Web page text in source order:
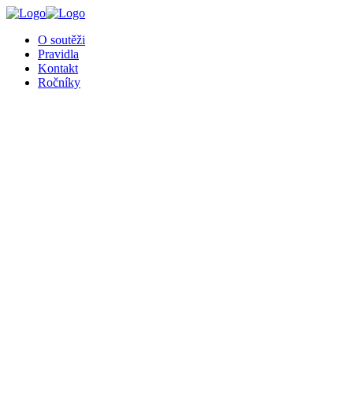
O soutěži
Pravidla
Kontakt
Ročníky